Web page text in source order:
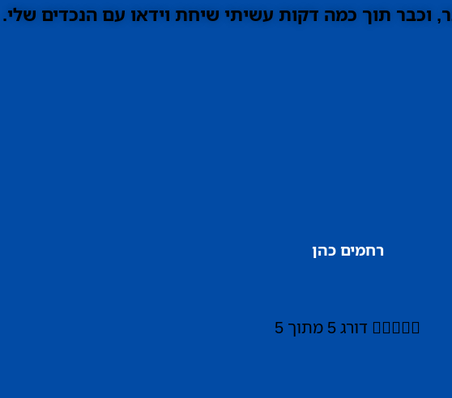
תוך כמה דקות עשיתי שיחת וידאו עם הנכדים שלי.
רחמים כהן
 דורג 5 מתוך 5